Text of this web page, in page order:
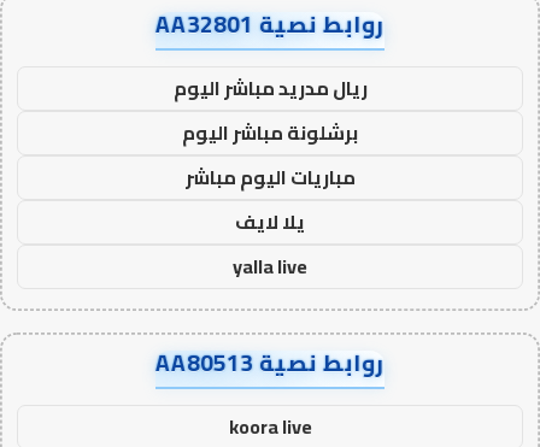
روابط نصية AA32801
ريال مدريد مباشر اليوم
برشلونة مباشر اليوم
مباريات اليوم مباشر
يلا لايف
yalla live
روابط نصية AA80513
koora live